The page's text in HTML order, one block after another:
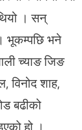
। सन्
भूकम्पछि भने
च्याङ जिङ
विनोद शाह,
बढीको
हो ।